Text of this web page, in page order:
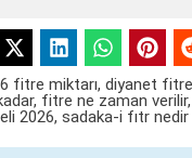
fitre miktarı,diyanet fitre
, fitre ne zaman verilir
2026,sadaka-i fıtr nedir